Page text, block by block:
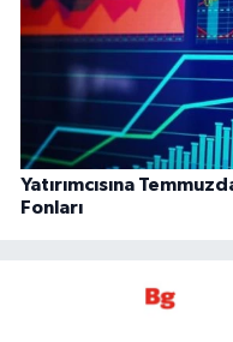
Yatırımcısına
Fonları